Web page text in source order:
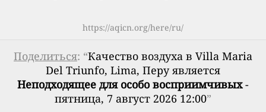
https://aqicn.org/here/ru/
Поделиться: “Качество воздуха в Villa Maria
Del Triunfo, Lima, Перу является
Неподходящее для особо восприимчивых-
пятница, 7 август 2026 12:00”